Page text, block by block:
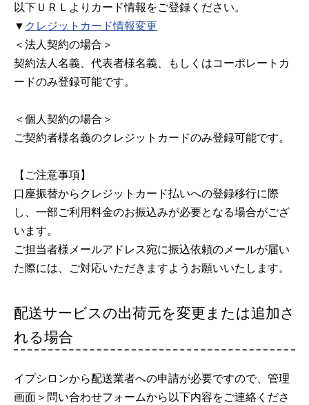
以下ＵＲＬよりカード情報をご登録ください。
▼ クレジットカード情報変更
＜法人契約の場合＞
契約法人名義、代表者様名義、もしくはコーポレートカ
ードのみ登録可能です。
＜個人契約の場合＞
ご契約者様名義のクレジットカードのみ登録可能です。
【ご注意事項】
口座振替からクレジットカード払いへの登録移行に際
し、一部ご利用料金のお振込みが必要となる場合がござ
います。
ご担当者様メールアドレス宛に振込依頼のメールが届い
た際には、ご対応いただきますようお願いいたします。
配送サービスの出荷元を変更または追加さ
れる場合
イプシロンから配送業者への申請が必要ですので、管理
画面＞問い合わせフォームから以下内容をご連絡くださ